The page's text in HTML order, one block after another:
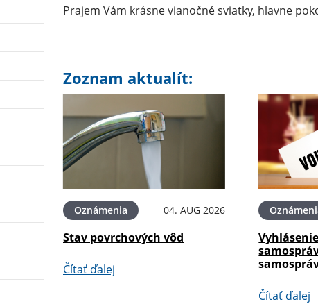
Prajem Vám krásne vianočné sviatky, hlavne
Zoznam aktualít:
Oznámenia 04. AUG 2026
Stav povrchových vôd
Čítať ďalej
Čítať ďalej